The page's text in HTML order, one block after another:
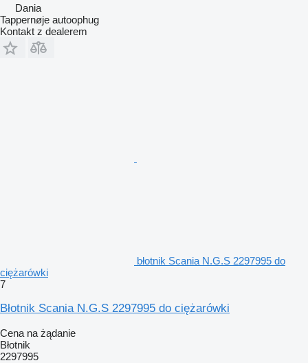
Dania
Tappernøje autoophug
Kontakt z dealerem
błotnik Scania N.G.S 2297995 do
ciężarówki
7
Błotnik Scania N.G.S 2297995 do ciężarówki
Cena na żądanie
Błotnik
2297995